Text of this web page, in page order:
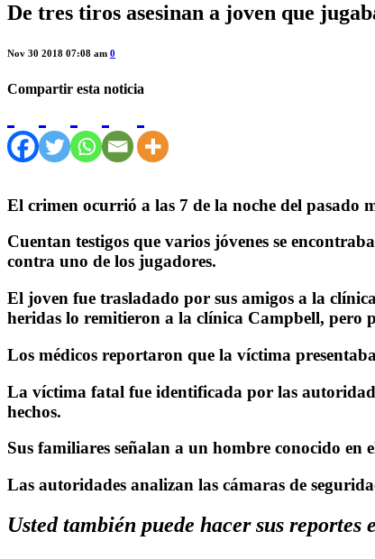
De tres tiros asesinan a joven que
Nov 30 2018 07:08 am 0
Compartir esta noticia
El crimen ocurrió a las 7 de la noche del pasado
Cuentan testigos que varios jóvenes se
contra uno de los jugadores.
El joven fue trasladado por sus amigos a la
heridas lo remitieron a la clínica Campbell, pero
Los médicos reportaron que la víctima
La víctima fatal fue identificada por las
hechos.
Sus familiares señalan a un hombre conocido en
Las autoridades analizan las cámaras de
Usted también puede hacer sus reportes